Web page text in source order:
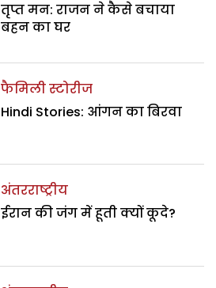
तृप्त मन: राजन ने कैसे बचाया
बहन का घर
फैमिली स्टोरीज
Hindi Stories: आंगन का बिरवा
अंतरराष्ट्रीय
ईरान की जंग में हूती क्यों कूदे?